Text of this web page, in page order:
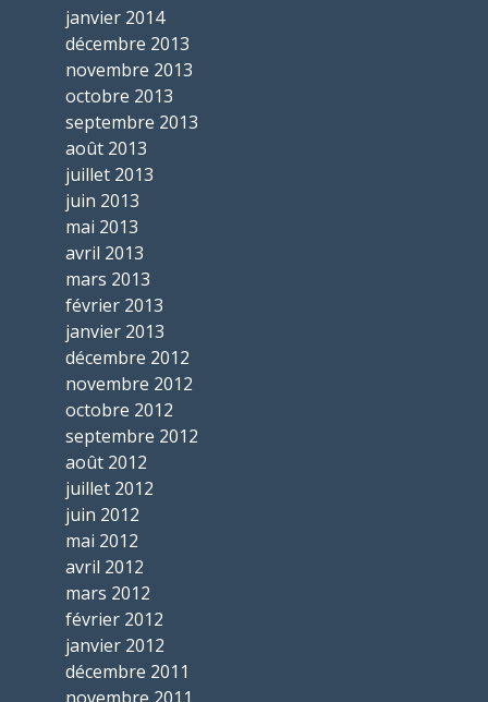
janvier 2014
décembre 2013
novembre 2013
octobre 2013
septembre 2013
août 2013
juillet 2013
juin 2013
mai 2013
avril 2013
mars 2013
février 2013
janvier 2013
décembre 2012
novembre 2012
octobre 2012
septembre 2012
août 2012
juillet 2012
juin 2012
mai 2012
avril 2012
mars 2012
février 2012
janvier 2012
décembre 2011